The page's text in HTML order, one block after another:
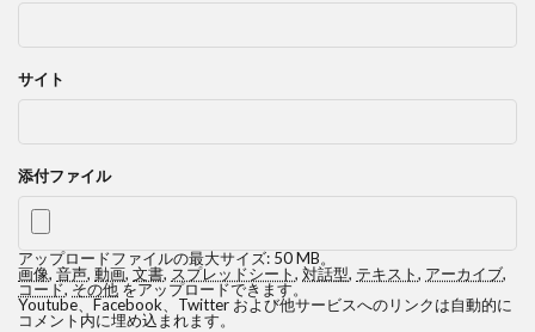
サイト
添付ファイル
アップロードファイルの最大サイズ: 50 MB。
画像, 音声, 動画, 文書, スプレッドシート, 対話型, テキスト, アーカイブ,
コード,その他をアップロードできます。
Youtube、Facebook、Twitter および他サービスへのリンクは自動的に
コメント内に埋め込まれます。